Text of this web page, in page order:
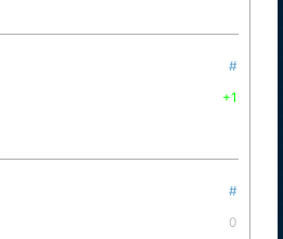
#
+1
#
0